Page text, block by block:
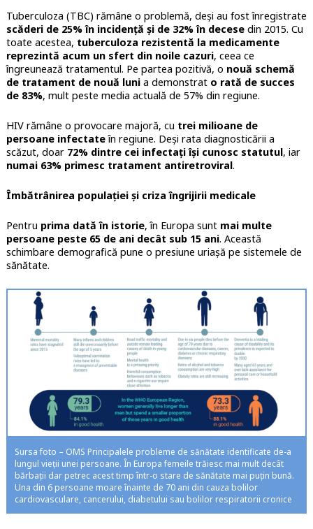
Tuberculoza (TBC) rămâne o problemă, deși au fost înregistrate
scăderi de 25% în incidență și de 32% în decesedin 2015. Cu
toate acestea, tuberculoza rezistentă la medicamente
reprezintă acum un sfert din noile cazuri, ceea ce
îngreunează tratamentul. Pe partea pozitivă, o nouă schemă
de tratament de nouă lunia demonstrat o rată de succes
de 83%, mult peste media actuală de 57% din regiune.
HIV rămâne o provocare majoră, cu trei milioane de
persoane infectateîn regiune. Deși rata diagnosticării a
scăzut, doar 72% dintre cei infectați își cunosc statutul, iar
numai 63% primesc tratament antiretroviral.
Îmbătrânirea populației și criza îngrijirii medicale
Pentru prima dată în istorie, în Europa sunt mai multe
persoane peste 65 de ani decât sub 15 ani. Această
schimbare demografică pune o presiune uriașă pe sistemele de
sănătate.
Sursa foto – OMS Principalele probleme de sănătate identificate de-a
lungul vieții unei persoane. În Europa femeile trăiesc mai mult decât
bărbații dar petrec acest timp într-o stare de sănătate mai puțin bună.
Una din 6 persoane moare înainte de 70 ani din cauza bolilor
cardiovasculare, cancerului, diabetului sau bolilor respiratorii cronice